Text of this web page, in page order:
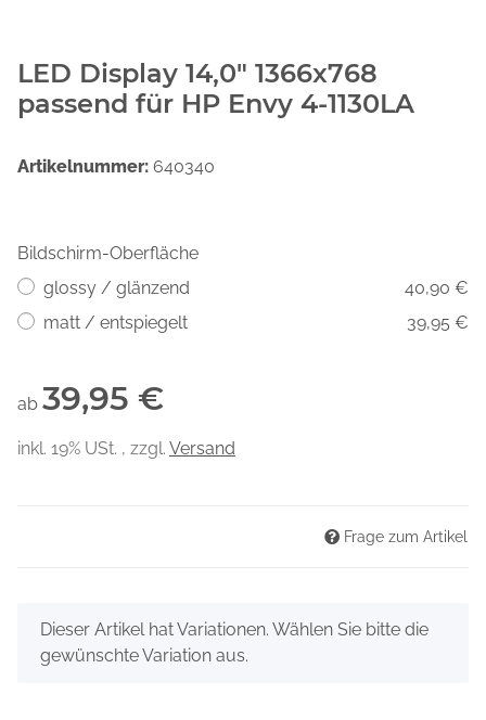
LED Display 14,0" 1366x768
passend für HP Envy 4-1130LA
Artikelnummer: 640340
Bildschirm-Oberfläche
glossy / glänzend
40,90 €
matt / entspiegelt
39,95 €
ab 39,95 €
inkl. 19% USt. , zzgl. Versand
Frage zum Artikel
x
Dieser Artikel hat Variationen. Wählen Sie bitte die
gewünschte Variation aus.